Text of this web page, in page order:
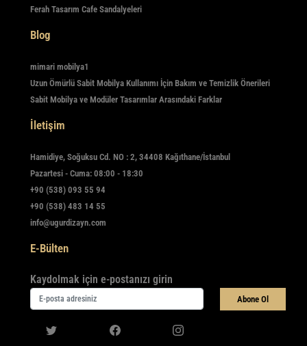
Ferah Tasarım Cafe Sandalyeleri
Blog
mimari mobilya1
Uzun Ömürlü Sabit Mobilya Kullanımı İçin Bakım ve Temizlik Önerileri
Sabit Mobilya ve Modüler Tasarımlar Arasındaki Farklar
İletişim
Hamidiye, Soğuksu Cd. NO : 2, 34408 Kağıthane/İstanbul
Pazartesi - Cuma: 08:00 - 18:30
+90 (538) 093 55 94
+90 (538) 483 14 55
info@ugurdizayn.com
E-Bülten
Kaydolmak için e-postanızı girin
Abone Ol